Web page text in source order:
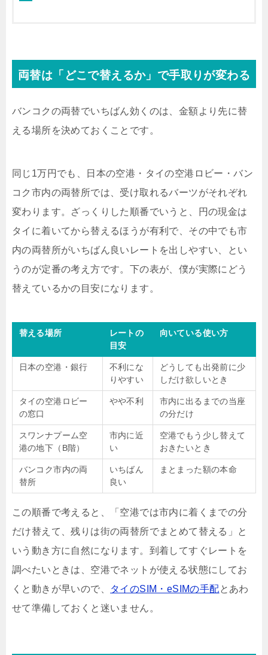
両替は「どこで替えるか」で手取りが変わる
バンコクの両替でいちばん効くのは、金額より先に替
える場所を決めておくことです。
同じ1万円でも、日本の空港・タイの空港ロビー・バン
コク市内の両替所では、受け取れるバーツがそれぞれ
変わります。ざっくりした順番でいうと、円の現金は
タイに着いてから替えるほうが有利で、その中でも市
内の両替所がいちばん良いレートを出しやすい、とい
うのが定番の考え方です。下の表が、僕が実際にどう
替えているかの目安になります。
替える場所
レートの
目安
向いている使い方
日本の空港・銀行
不利にな
りやすい
どうしても出発前に少
しだけ欲しいとき
タイの空港ロビー
の窓口
やや不利
市内に出るまでの当座
の分だけ
スワンナプーム空
港の地下（B階）
市内に近
い
空港でもう少し替えて
おきたいとき
バンコク市内の両
替所
いちばん
良い
まとまった額の本命
この順番で考えると、「空港では市内に着くまでの分
だけ替えて、残りは街の両替所でまとめて替える」と
いう動き方に自然になります。到着してすぐレートを
調べたいときは、空港でネットが使える状態にしてお
くと動きが早いので、
タイのSIM・eSIMの手配とあわ
せて準備しておくと迷いません。